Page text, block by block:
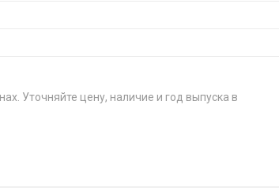
Уточняйте цену, наличие и год выпуска в